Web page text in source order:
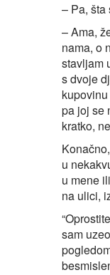
– Pa, šta
– Ama,
nama, o
stavljam
s dvoje
pa joj se
kratko,
u
u mene
na ulici,
sam